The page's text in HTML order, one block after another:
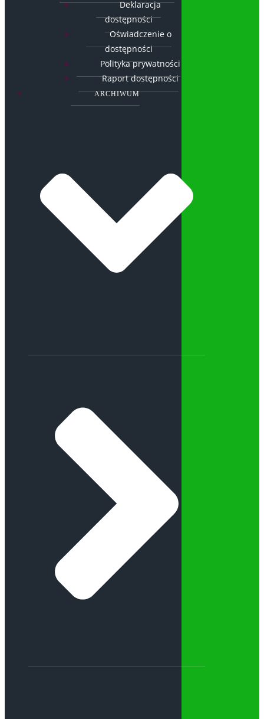
Deklaracja
dostępności
Oświadczenie o
dostępności
Polityka prywatności
Raport dostępności
ARCHIWUM